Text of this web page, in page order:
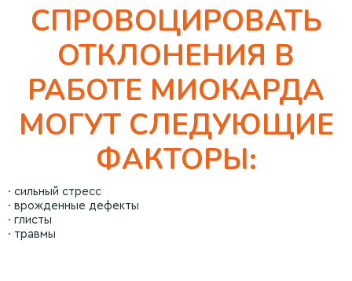
СПРОВОЦИРОВАТЬ
ОТКЛОНЕНИЯ В
РАБОТЕ МИОКАРДА
МОГУТ СЛЕДУЮЩИЕ
ФАКТОРЫ:
· сильный стресс
· врожденные дефекты
· глисты
· травмы